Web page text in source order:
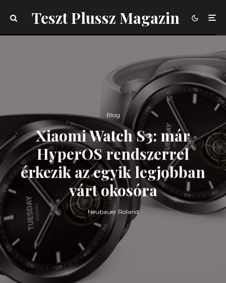
Teszt Plussz Magazin
Blog
Xiaomi Watch S3: már
HyperOS rendszerrel
érkezik az egyik legjobban
várt okosóra
Neubauer Roland